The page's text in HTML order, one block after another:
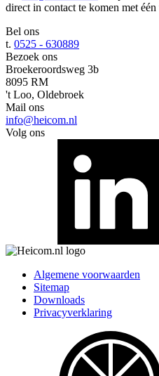
direct in contact te komen met
Bel ons
t. 0525 - 630889
Bezoek ons
Broekeroordsweg 3b
8095 RM
't Loo, Oldebroek
Mail ons
info@heicom.nl
Volg ons
Algemene voorwaarden
Sitemap
Downloads
Privacyverklaring